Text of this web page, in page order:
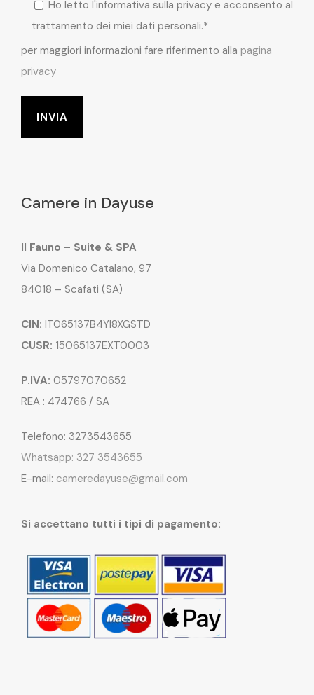
Ho letto l'informativa sulla privacy e acconsento al
trattamento dei miei dati personali.*
per maggiori informazioni fare riferimento alla pagina
privacy
Camere in Dayuse
Il Fauno – Suite & SPA
Via Domenico Catalano, 97
84018 – Scafati (SA)
CIN: IT065137B4YI8XGSTD
CUSR: 15065137EXT0003
P.IVA: 05797070652
REA : 474766 / SA
Telefono: 3273543655
Whatsapp: 327 3543655
E-mail: cameredayuse@gmail.com
Si accettano tutti i tipi di pagamento: